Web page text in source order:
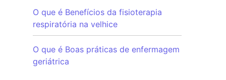
O que é Benefícios da fisioterapia
respiratória na velhice
O que é Boas práticas de enfermagem
geriátrica